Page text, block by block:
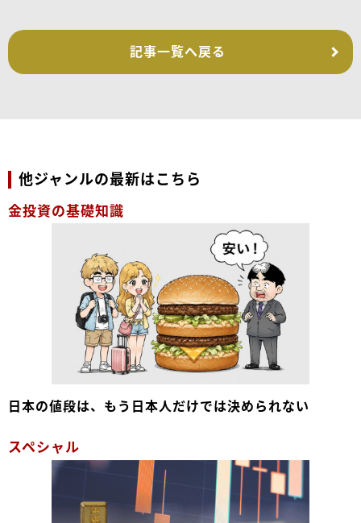
記事一覧へ戻る
他ジャンルの最新はこちら
金投資の基礎知識
日本の値段は、もう日本人だけでは決められない
スペシャル